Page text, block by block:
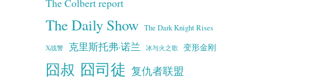
The Colbert report
The Daily Show The Dark Knight Rises
X战警 克里斯托弗·诺兰 冰与火之歌 变形金刚
囧叔 囧司徒 复仇者联盟